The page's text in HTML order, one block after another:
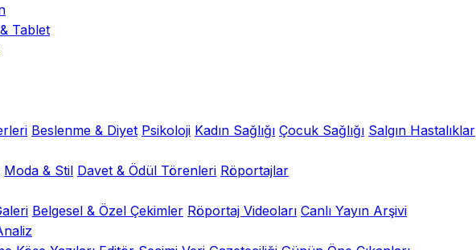
Tablet
Beslenme & Diyet Psikoloji Kadın Sağlığı Çocuk Sağlığı Salgın Hastalıklar
Moda & Stil Davet & Ödül Törenleri Röportajlar
Belgesel & Özel Çekimler Röportaj Videoları Canlı Yayın Arşivi